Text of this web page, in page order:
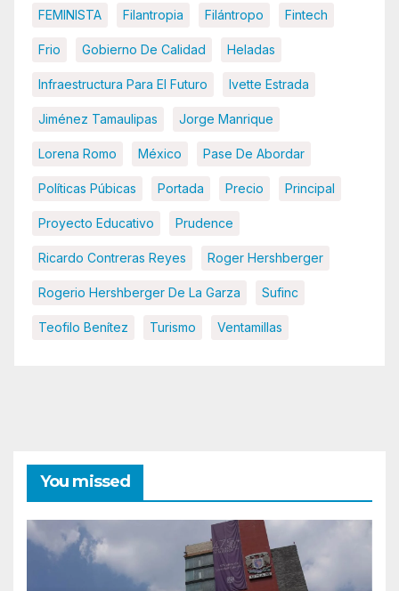
FEMINISTA Filantropia Filántropo Fintech
Frio Gobierno De Calidad Heladas
Infraestructura Para El Futuro Ivette Estrada
Jiménez Tamaulipas Jorge Manrique
Lorena Romo México Pase De Abordar
Políticas Púbicas Portada Precio Principal
Proyecto Educativo Prudence
Ricardo Contreras Reyes Roger Hershberger
Rogerio Hershberger De La Garza Sufinc
Teofilo Benítez Turismo Ventamillas
You missed